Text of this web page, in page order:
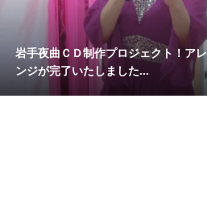
岩手夜曲ＣＤ制作プロジェクト！アレ
ンジが完了いたしました...